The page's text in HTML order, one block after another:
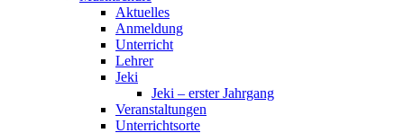
Aktuelles
Anmeldung
Unterricht
Lehrer
Jeki
Jeki – erster Jahrgang
Veranstaltungen
Unterrichtsorte